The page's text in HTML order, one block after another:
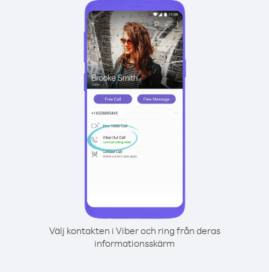
Välj kontakten i Viber och ring från deras
informationsskärm